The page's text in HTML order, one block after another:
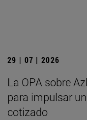
29 | 07 | 2026
La OPA sobre
para impulsar
cotizado